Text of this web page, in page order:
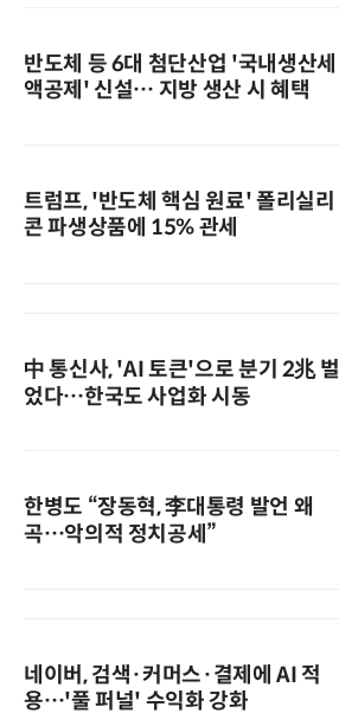
반도체 등 6대 첨단산업 '국내생산세
액공제' 신설… 지방 생산 시 혜택
트럼프, '반도체 핵심 원료' 폴리실리
콘 파생상품에 15% 관세
中 통신사, 'AI 토큰'으로 분기 2兆 벌
었다…한국도 사업화 시동
한병도 “장동혁, 李대통령 발언 왜
곡…악의적 정치공세”
네이버, 검색·커머스·결제에 AI 적
용…'풀 퍼널' 수익화 강화